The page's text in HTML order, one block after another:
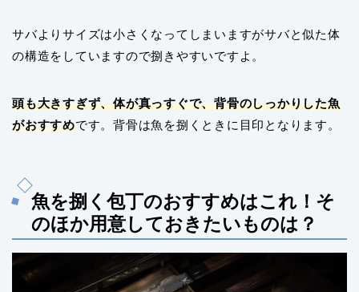
サバよりサイズは小さくなってしまいますがサバと似た体
の構造をしていますので捌きやすいですよ。
頭も大きすぎず、体が真っすぐで、背骨のしっかりした魚
がおすすめです。背骨は魚を捌くときに目印となります。
魚を捌く包丁のおすすめはこれ！そ
のほか用意しておきたいものは？